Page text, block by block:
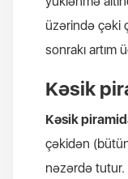
üzərində çəki
sonrakı artım
Kəsik
Kəsik
çəkidən
nəzərdə tutur.